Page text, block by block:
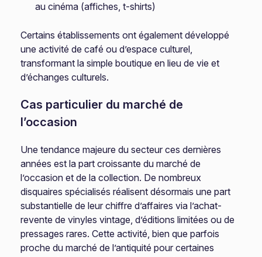
au cinéma (affiches, t-shirts)
Certains établissements ont également développé
une activité de café ou d’espace culturel,
transformant la simple boutique en lieu de vie et
d’échanges culturels.
Cas particulier du marché de
l’occasion
Une tendance majeure du secteur ces dernières
années est la part croissante du marché de
l’occasion et de la collection. De nombreux
disquaires spécialisés réalisent désormais une part
substantielle de leur chiffre d’affaires via l’achat-
revente de vinyles vintage, d’éditions limitées ou de
pressages rares. Cette activité, bien que parfois
proche du marché de l’antiquité pour certaines